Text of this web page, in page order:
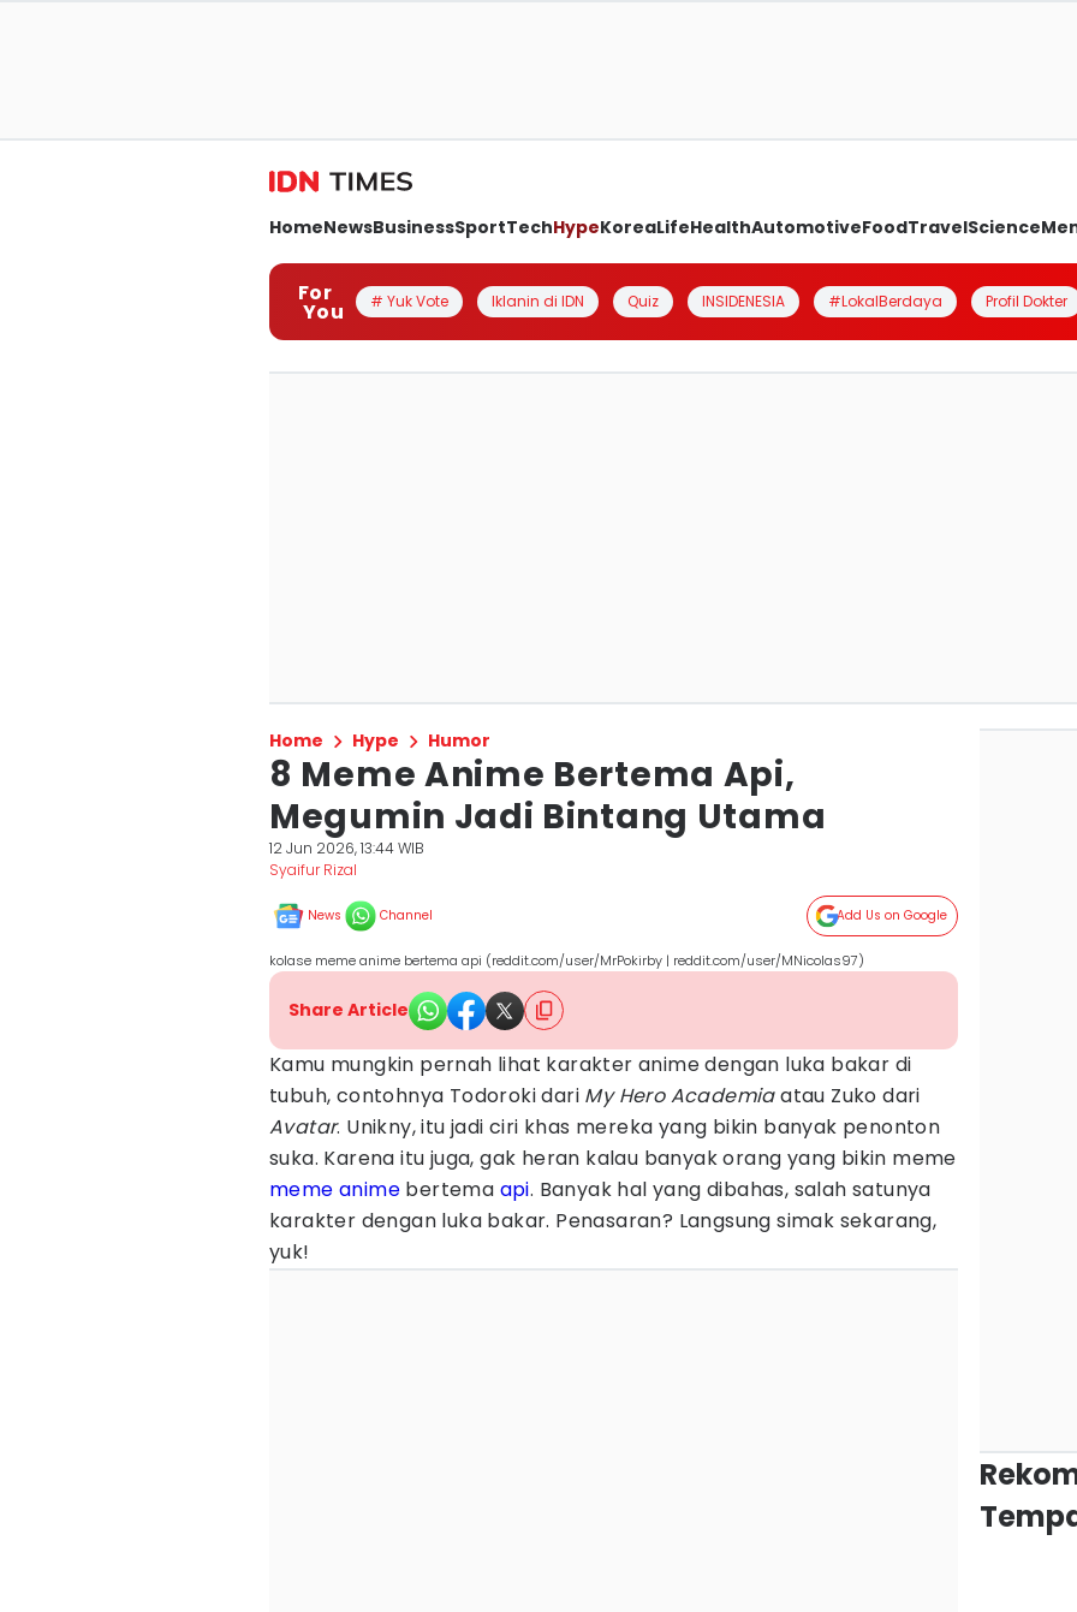
HomeNewsBusinessSportTechHypeKoreaLifeHealthAutomotiveFoodTravelScience
For
You # Yuk Vote Iklanin di IDN Quiz INSIDENESIA #LokalBerdaya Profil Dokter
Home Hype Humor
8 Meme Anime Bertema Api,
Megumin Jadi Bintang Utama
12 Jun 2026, 13:44 WIB
Syaifur Rizal
News Channel Add Us on Google
kolase meme anime bertema api (reddit.com/user/MrPokirby | reddit.com/user/MNicolas97)
Share Article
Kamu mungkin pernah lihat karakter anime dengan luka bakar di
tubuh, contohnya Todoroki dari My Hero Academiaatau Zuko dari
Avatar. Unikny, itu jadi ciri khas mereka yang bikin banyak penonton
suka. Karena itu juga, gak heran kalau banyak orang yang bikin meme
meme anime bertema api. Banyak hal yang dibahas, salah satunya
karakter dengan luka bakar. Penasaran? Langsung simak sekarang,
yuk!